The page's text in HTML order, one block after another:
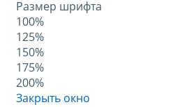
Размер шрифта
100%
125%
150%
175%
200%
Закрыть окно